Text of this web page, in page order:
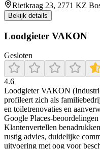
Rietkraag 23, 2771 KZ
Bekijk details
Loodgieter VAKON
Gesloten
4.6
Loodgieter VAKON
profileert zich als
en toiletrenovaties en
Google Places-
Klantenvertellen
rustig advies, duidelijke
uitvoering met oog voor